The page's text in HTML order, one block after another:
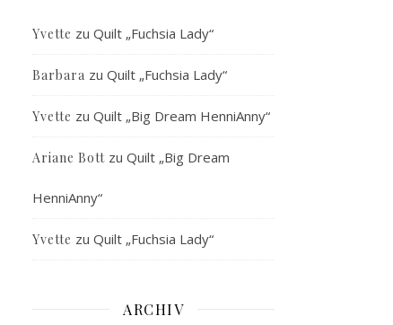
Yvette zu Quilt „Fuchsia Lady“
Barbara zu Quilt „Fuchsia Lady“
Yvette zu Quilt „Big Dream HenniAnny“
Ariane Bott zu Quilt „Big Dream
HenniAnny“
Yvette zu Quilt „Fuchsia Lady“
ARCHIV